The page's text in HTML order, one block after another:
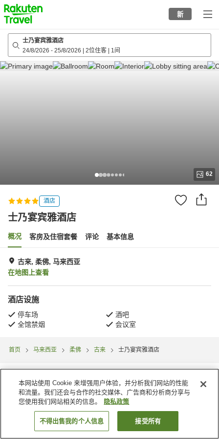
to
top
page
新
士乃宴宾雅酒店
24/8/2026 - 25/8/2026 2位住客 1间
62
酒店
士乃宴宾雅酒店
概况 客房及住宿套餐 评论 基本信息
古来, 柔佛, 马来西亚
在地图上查看
酒店设施
停车场
酒吧
全馆禁烟
会议室
首页 马来西亚 柔佛 古来 士乃宴宾雅酒店
搜索客房
本网站使用 Cookie 来增强用户体验，并分析我们网站的性能
和流量。我们还会与合作的社交媒体、广告商和分析商分享与
您使用我们网站相关的信息。
隐私政策
不得出售我的个人信息 接受所有